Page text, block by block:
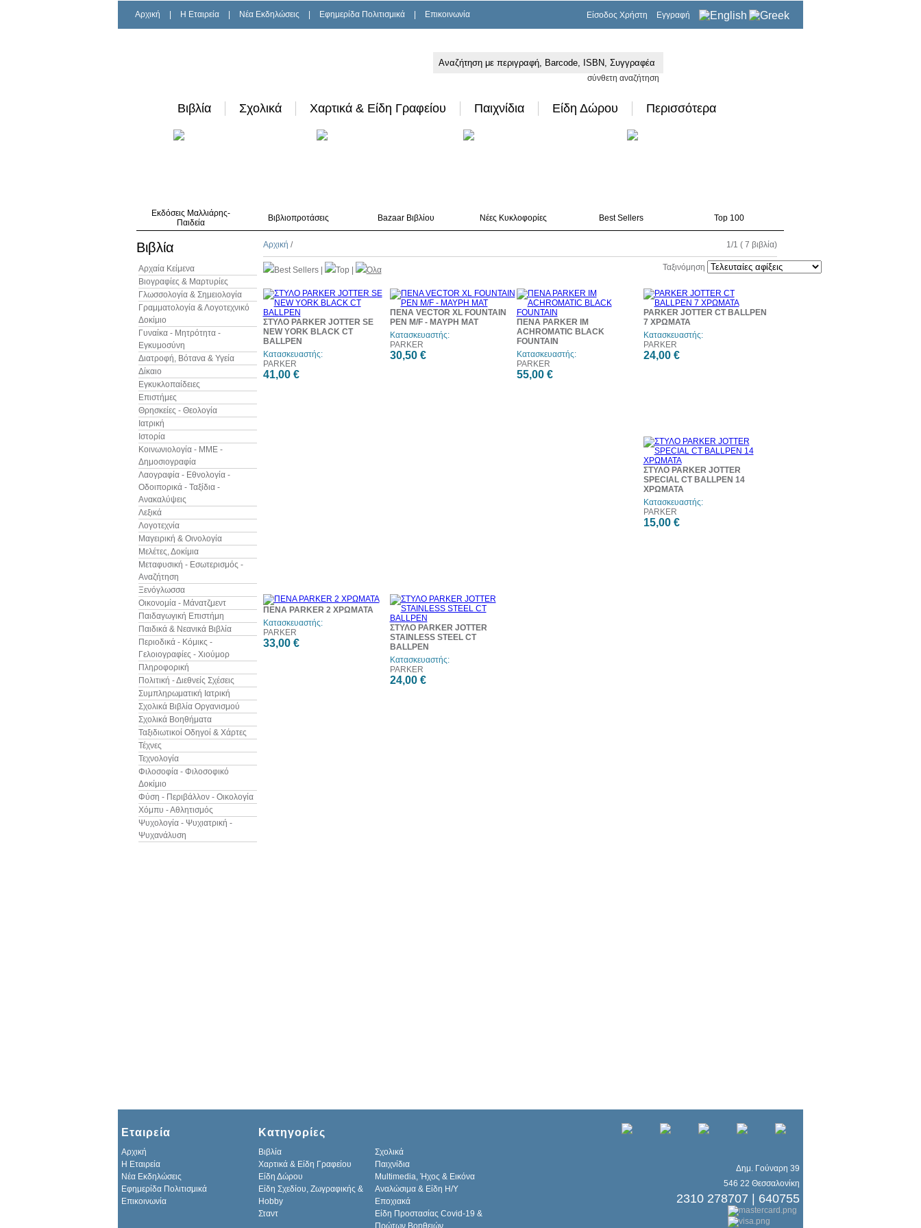
Αρχική H Εταιρεία Νέα Εκδηλώσεις Εφημερίδα Πολιτισμικά Επικοινωνία Είσοδος Χρήστη Εγγραφή
σύνθετη αναζήτηση
Βιβλία Σχολικά Χαρτικά & Είδη Γραφείου Παιχνίδια Είδη Δώρου Περισσότερα
Εκδόσεις Μαλλιάρης-
Παιδεία
Βιβλιοπροτάσεις Bazaar Βιβλίου Νέες Κυκλοφορίες Best Sellers Top 100
Βιβλία
Αρχαία Κείμενα
Βιογραφίες & Μαρτυρίες
Γλωσσολογία & Σημειολογία
Γραμματολογία & Λογοτεχνικό
Δοκίμιο
Γυναίκα - Μητρότητα -
Εγκυμοσύνη
Διατροφή, Βότανα & Υγεία
Δίκαιο
Εγκυκλοπαίδειες
Επιστήμες
Θρησκείες - Θεολογία
Ιατρική
Ιστορία
Κοινωνιολογία - ΜΜΕ -
Δημοσιογραφία
Λαογραφία - Εθνολογία -
Οδοιπορικά - Ταξίδια -
Ανακαλύψεις
Λεξικά
Λογοτεχνία
Μαγειρική & Οινολογία
Μελέτες, Δοκίμια
Μεταφυσική - Εσωτερισμός -
Αναζήτηση
Ξενόγλωσσα
Οικονομία - Μάνατζμεντ
Παιδαγωγική Επιστήμη
Παιδικά & Νεανικά Βιβλία
Περιοδικά - Κόμικς -
Γελοιογραφίες - Χιούμορ
Πληροφορική
Πολιτική - Διεθνείς Σχέσεις
Συμπληρωματική Ιατρική
Σχολικά Βιβλία Οργανισμού
Σχολικά Βοηθήματα
Ταξιδιωτικοί Οδηγοί & Χάρτες
Τέχνες
Τεχνολογία
Φιλοσοφία - Φιλοσοφικό
Δοκίμιο
Φύση - Περιβάλλον - Οικολογία
Χόμπυ - Αθλητισμός
Ψυχολογία - Ψυχιατρική -
Ψυχανάλυση
Αρχική / 1/1 ( 7 βιβλία)
Best Sellers| Top Όλα Ταξινόμηση
ΣΤΥΛΟ PARKER JOTTER SE
NEW YORK BLACK CT
BALLPEN
Κατασκευαστής:
PARKER
41,00 €
ΠΕΝΑ VECTOR XL FOUNTAIN
PEN M/F - ΜΑΥΡΗ ΜΑΤ
Κατασκευαστής:
PARKER
30,50 €
ΠΕΝΑ PARKER IM
ACHROMATIC BLACK
FOUNTAIN
Κατασκευαστής:
PARKER
55,00 €
PARKER JOTTER CT BALLPEN
7 ΧΡΩΜΑΤΑ
Κατασκευαστής:
PARKER
24,00 €
ΣΤΥΛΟ PARKER JOTTER
SPECIAL CT BALLPEN 14
ΧΡΩΜΑΤΑ
Κατασκευαστής:
PARKER
15,00 €
ΠΕΝΑ PARKER 2 ΧΡΩΜΑΤΑ
Κατασκευαστής:
PARKER
33,00 €
ΣΤΥΛΟ PARKER JOTTER
STAINLESS STEEL CT
BALLPEN
Κατασκευαστής:
PARKER
24,00 €
Εταιρεία
Αρχική
H Εταιρεία
Νέα Εκδηλώσεις
Εφημερίδα Πολιτισμικά
Επικοινωνία
Κατηγορίες
Βιβλία
Σχολικά
Χαρτικά & Είδη Γραφείου
Παιχνίδια
Είδη Δώρου
Multimedia, Ήχος & Εικόνα
Είδη Σχεδίου, Ζωγραφικής &
Hobby
Αναλώσιμα & Είδη Η/Υ
Εποχιακά
Σταντ
Είδη Προστασίας Covid-19 &
Πρώτων Βοηθειών
Δημ. Γούναρη 39
546 22 Θεσσαλονίκη
2310 278707 | 640755